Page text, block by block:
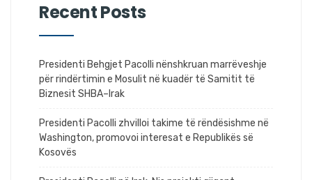
Recent Posts
Presidenti Behgjet Pacolli nënshkruan marrëveshje
për rindërtimin e Mosulit në kuadër të Samitit të
Biznesit SHBA–Irak
Presidenti Pacolli zhvilloi takime të rëndësishme në
Washington, promovoi interesat e Republikës së
Kosovës